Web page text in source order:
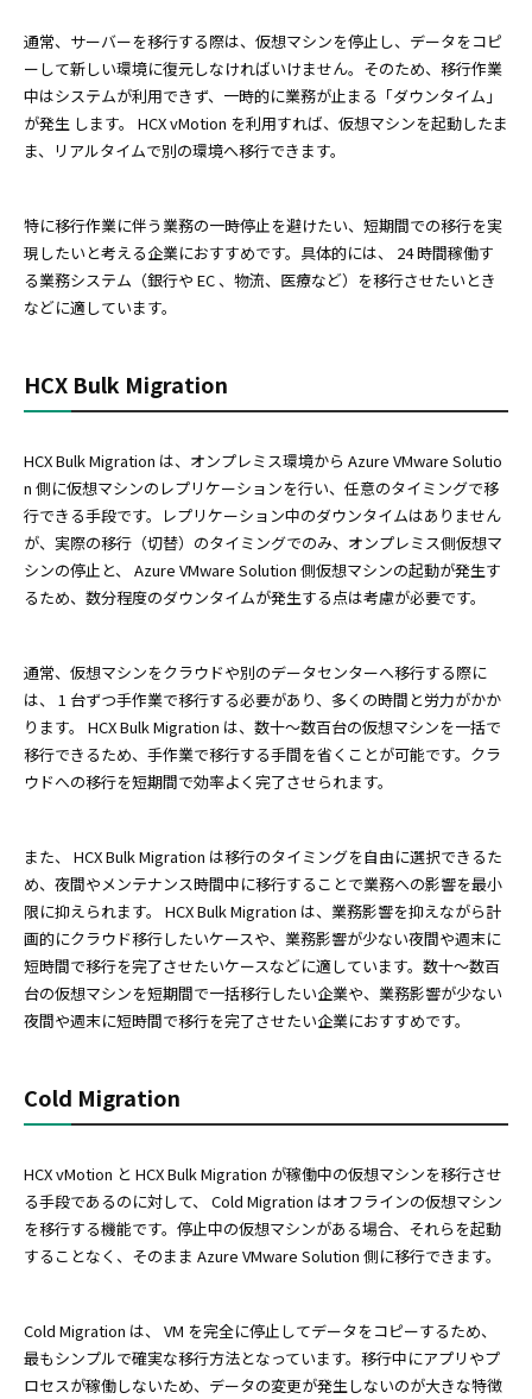
通常、サーバーを移行する際は、仮想マシンを停止し、データをコピ
ーして新しい環境に復元しなければいけません。そのため、移行作業
中はシステムが利用できず、一時的に業務が止まる「ダウンタイム」
が発生 します。 HCX vMotion を利用すれば、仮想マシンを起動したま
ま、リアルタイムで別の環境へ移行できます。
特に移行作業に伴う業務の一時停止を避けたい、短期間での移行を実
現したいと考える企業におすすめです。具体的には、 24 時間稼働す
る業務システム（銀行や EC 、物流、医療など）を移行させたいとき
などに適しています。
HCX Bulk Migration
HCX Bulk Migration は、オンプレミス環境から Azure VMware Solutio
n 側に仮想マシンのレプリケーションを行い、任意のタイミングで移
行できる手段です。レプリケーション中のダウンタイムはありません
が、実際の移行（切替）のタイミングでのみ、オンプレミス側仮想マ
シンの停止と、 Azure VMware Solution 側仮想マシンの起動が発生す
るため、数分程度のダウンタイムが発生する点は考慮が必要です。
通常、仮想マシンをクラウドや別のデータセンターへ移行する際に
は、 1 台ずつ手作業で移行する必要があり、多くの時間と労力がかか
ります。 HCX Bulk Migration は、数十～数百台の仮想マシンを一括で
移行できるため、手作業で移行する手間を省くことが可能です。クラ
ウドへの移行を短期間で効率よく完了させられます。
また、 HCX Bulk Migration は移行のタイミングを自由に選択できるた
め、夜間やメンテナンス時間中に移行することで業務への影響を最小
限に抑えられます。 HCX Bulk Migration は、業務影響を抑えながら計
画的にクラウド移行したいケースや、業務影響が少ない夜間や週末に
短時間で移行を完了させたいケースなどに適しています。数十～数百
台の仮想マシンを短期間で一括移行したい企業や、業務影響が少ない
夜間や週末に短時間で移行を完了させたい企業におすすめです。
Cold Migration
HCX vMotion と HCX Bulk Migration が稼働中の仮想マシンを移行させ
る手段であるのに対して、 Cold Migration はオフラインの仮想マシン
を移行する機能です。停止中の仮想マシンがある場合、それらを起動
することなく、そのまま Azure VMware Solution 側に移行できます。
Cold Migration は、 VM を完全に停止してデータをコピーするため、
最もシンプルで確実な移行方法となっています。移行中にアプリやプ
ロセスが稼働しないため、データの変更が発生しないのが大きな特徴